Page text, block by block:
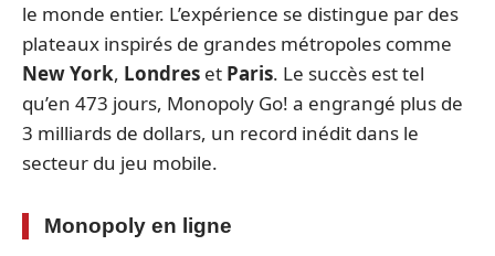
le monde entier. L’expérience se distingue par des
plateaux inspirés de grandes métropoles comme
New York, Londres et Paris. Le succès est tel
qu’en 473 jours, Monopoly Go! a engrangé plus de
3 milliards de dollars, un record inédit dans le
secteur du jeu mobile.
Monopoly en ligne